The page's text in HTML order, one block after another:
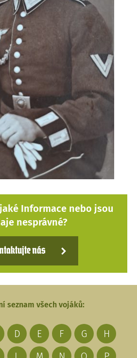
Informace nebo jsou
nesprávné?
nás
seznam všech vojáků:
D E F G
H